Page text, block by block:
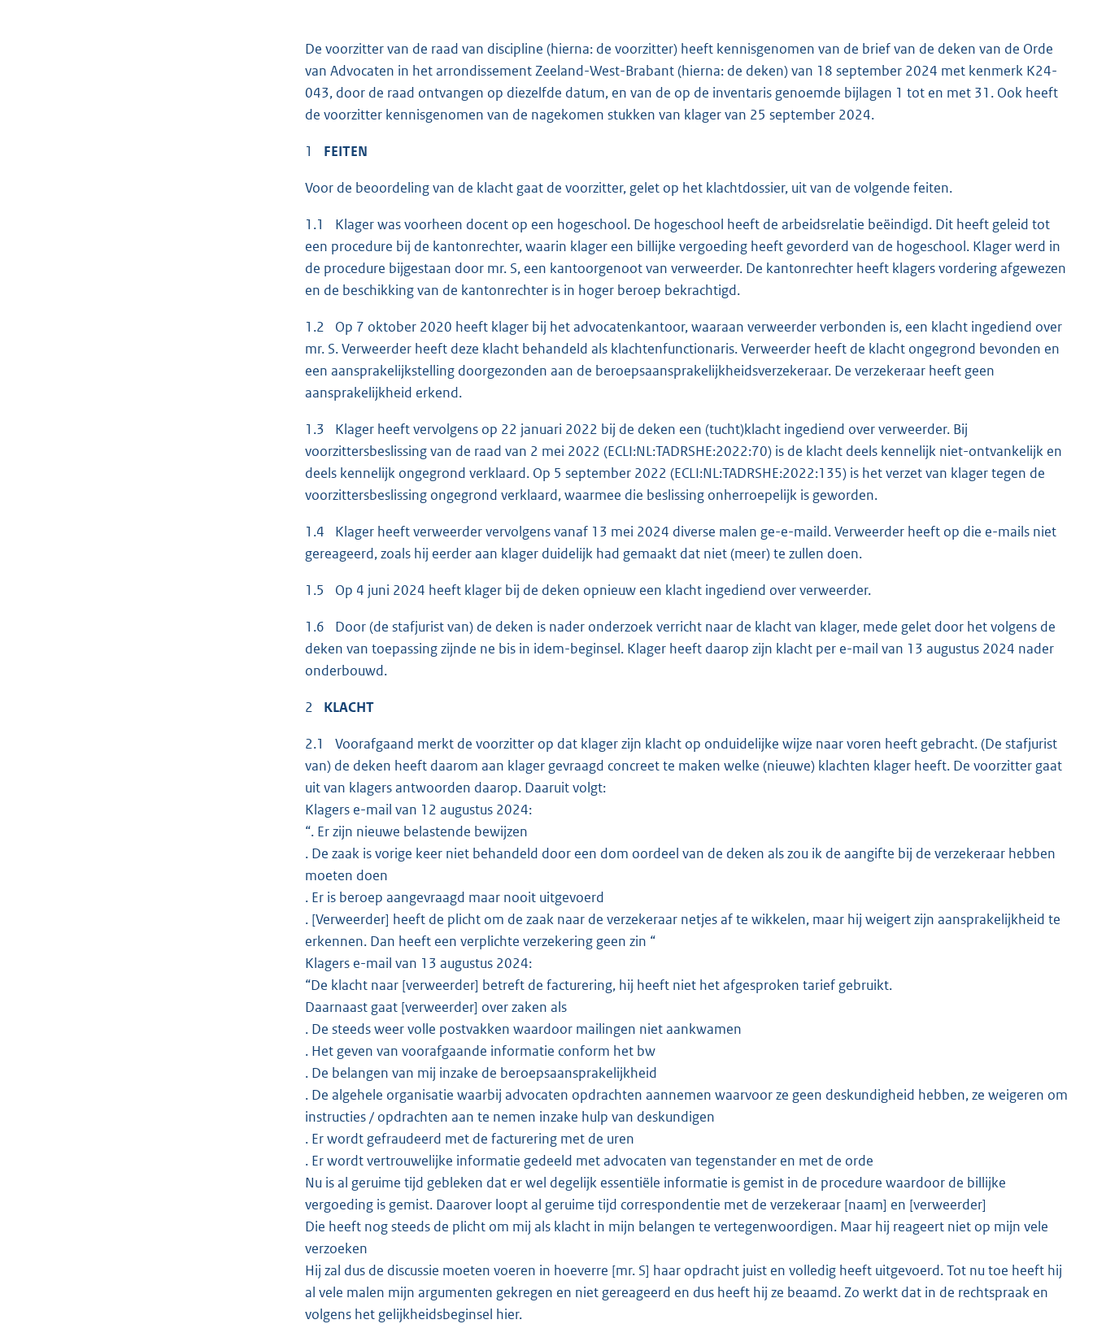
De voorzitter van de raad van discipline (hierna: de voorzitter) heeft kennisgenomen van de brief van de deken van de Orde
van Advocaten in het arrondissement Zeeland-West-Brabant (hierna: de deken) van 18 september 2024 met kenmerk K24-
043, door de raad ontvangen op diezelfde datum, en van de op de inventaris genoemde bijlagen 1 tot en met 31. Ook heeft
de voorzitter kennisgenomen van de nagekomen stukken van klager van 25 september 2024.
1 FEITEN
Voor de beoordeling van de klacht gaat de voorzitter, gelet op het klachtdossier, uit van de volgende feiten.
1.1 Klager was voorheen docent op een hogeschool. De hogeschool heeft de arbeidsrelatie beëindigd. Dit heeft geleid tot
een procedure bij de kantonrechter, waarin klager een billijke vergoeding heeft gevorderd van de hogeschool. Klager werd in
de procedure bijgestaan door mr. S, een kantoorgenoot van verweerder. De kantonrechter heeft klagers vordering afgewezen
en de beschikking van de kantonrechter is in hoger beroep bekrachtigd.
1.2 Op 7 oktober 2020 heeft klager bij het advocatenkantoor, waaraan verweerder verbonden is, een klacht ingediend over
mr. S. Verweerder heeft deze klacht behandeld als klachtenfunctionaris. Verweerder heeft de klacht ongegrond bevonden en
een aansprakelijkstelling doorgezonden aan de beroepsaansprakelijkheidsverzekeraar. De verzekeraar heeft geen
aansprakelijkheid erkend.
1.3 Klager heeft vervolgens op 22 januari 2022 bij de deken een (tucht)klacht ingediend over verweerder. Bij
voorzittersbeslissing van de raad van 2 mei 2022 (ECLI:NL:TADRSHE:2022:70) is de klacht deels kennelijk niet-ontvankelijk en
deels kennelijk ongegrond verklaard. Op 5 september 2022 (ECLI:NL:TADRSHE:2022:135) is het verzet van klager tegen de
voorzittersbeslissing ongegrond verklaard, waarmee die beslissing onherroepelijk is geworden.
1.4 Klager heeft verweerder vervolgens vanaf 13 mei 2024 diverse malen ge-e-maild. Verweerder heeft op die e-mails niet
gereageerd, zoals hij eerder aan klager duidelijk had gemaakt dat niet (meer) te zullen doen.
1.5 Op 4 juni 2024 heeft klager bij de deken opnieuw een klacht ingediend over verweerder.
1.6 Door (de stafjurist van) de deken is nader onderzoek verricht naar de klacht van klager, mede gelet door het volgens de
deken van toepassing zijnde ne bis in idem-beginsel. Klager heeft daarop zijn klacht per e-mail van 13 augustus 2024 nader
onderbouwd.
2 KLACHT
2.1 Voorafgaand merkt de voorzitter op dat klager zijn klacht op onduidelijke wijze naar voren heeft gebracht. (De stafjurist
van) de deken heeft daarom aan klager gevraagd concreet te maken welke (nieuwe) klachten klager heeft. De voorzitter gaat
uit van klagers antwoorden daarop. Daaruit volgt:
Klagers e-mail van 12 augustus 2024:
“. Er zijn nieuwe belastende bewijzen
. De zaak is vorige keer niet behandeld door een dom oordeel van de deken als zou ik de aangifte bij de verzekeraar hebben
moeten doen
. Er is beroep aangevraagd maar nooit uitgevoerd
. [Verweerder] heeft de plicht om de zaak naar de verzekeraar netjes af te wikkelen, maar hij weigert zijn aansprakelijkheid te
erkennen. Dan heeft een verplichte verzekering geen zin “
Klagers e-mail van 13 augustus 2024:
“De klacht naar [verweerder] betreft de facturering, hij heeft niet het afgesproken tarief gebruikt.
Daarnaast gaat [verweerder] over zaken als
. De steeds weer volle postvakken waardoor mailingen niet aankwamen
. Het geven van voorafgaande informatie conform het bw
. De belangen van mij inzake de beroepsaansprakelijkheid
. De algehele organisatie waarbij advocaten opdrachten aannemen waarvoor ze geen deskundigheid hebben, ze weigeren om
instructies / opdrachten aan te nemen inzake hulp van deskundigen
. Er wordt gefraudeerd met de facturering met de uren
. Er wordt vertrouwelijke informatie gedeeld met advocaten van tegenstander en met de orde
Nu is al geruime tijd gebleken dat er wel degelijk essentiële informatie is gemist in de procedure waardoor de billijke
vergoeding is gemist. Daarover loopt al geruime tijd correspondentie met de verzekeraar [naam] en [verweerder]
Die heeft nog steeds de plicht om mij als klacht in mijn belangen te vertegenwoordigen. Maar hij reageert niet op mijn vele
verzoeken
Hij zal dus de discussie moeten voeren in hoeverre [mr. S] haar opdracht juist en volledig heeft uitgevoerd. Tot nu toe heeft hij
al vele malen mijn argumenten gekregen en niet gereageerd en dus heeft hij ze beaamd. Zo werkt dat in de rechtspraak en
volgens het gelijkheidsbeginsel hier.